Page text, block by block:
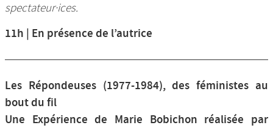
spectateur·ices.
11h | En présence de l’autrice
Les Répondeuses (1977-1984), des féministes au
bout du fil
Une Expérience de Marie Bobichon réalisée par